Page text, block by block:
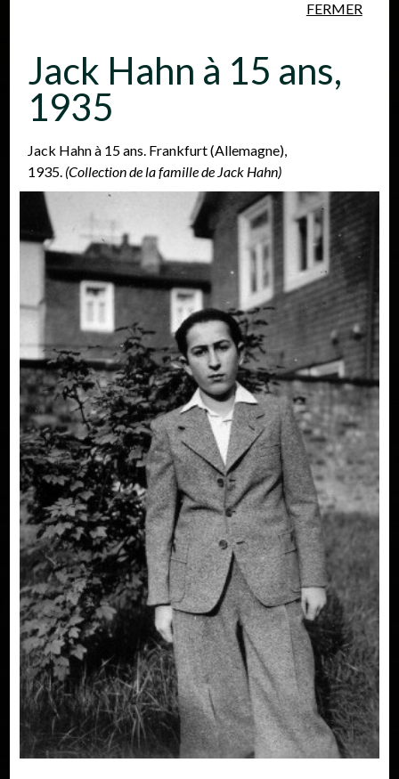
Personnes Lieux Événements
Jack Hahn à 15 ans,
1935
FERMER
Jack Hahn à 15 ans. Frankfurt (Allemagne),
1935. (Collection de la famille de Jack Hahn)